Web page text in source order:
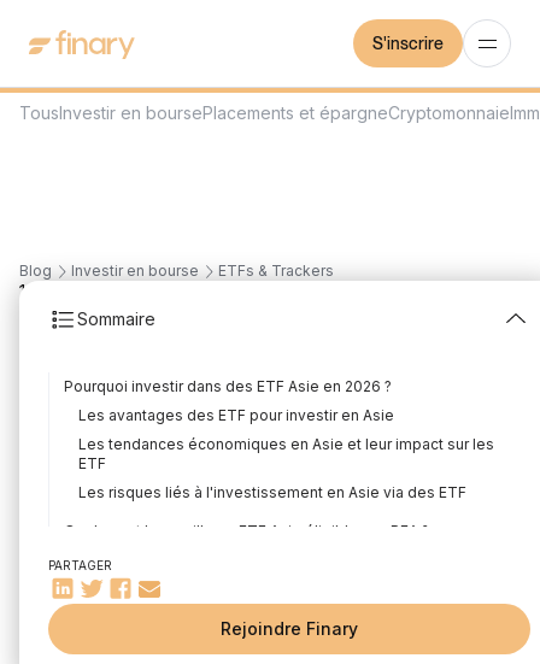
S'inscrire
Blog Investir en bourse ETFs & Trackers
Sommaire
Pourquoi investir dans des ETF Asie en 2026 ?
Les avantages des ETF pour investir en Asie
Les tendances économiques en Asie et leur impact sur les
ETF
Les risques liés à l'investissement en Asie via des ETF
Quels sont les meilleurs ETF Asie éligibles au PEA ?
Amundi PEA Asie Pacifique : le pionnier multi-zones
Amundi PEA Asie Emergente (MSCI Emerging Asia)
Screened : l'alternative responsable
Les limites structurelles à connaître
PARTAGER
Rejoindre Finary
19
meilleurs pour investir
en 2026
Rédigé parFlorian Corteel Édité par Louis Sellier
Mis à jour le 31 juillet 2026
TousInvestir en boursePlacements et épargneCryptomonnaie